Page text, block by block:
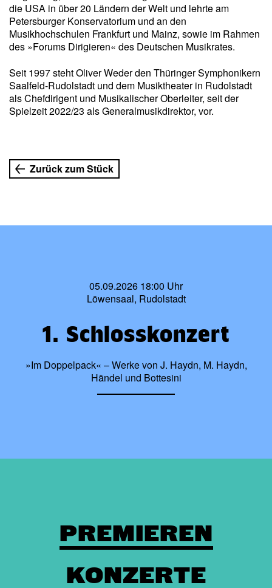
die USA in über 20 Ländern der Welt und lehrte am
Petersburger Konservatorium und an den
Musikhochschulen Frankfurt und Mainz, sowie im Rahmen
des »Forums Dirigieren« des Deutschen Musikrates.
Seit 1997 steht Oliver Weder den Thüringer Symphonikern
Saalfeld-Rudolstadt und dem Musiktheater in Rudolstadt
als Chefdirigent und Musikalischer Oberleiter, seit der
Spielzeit 2022/23 als Generalmusikdirektor, vor.
Zurück zum Stück
05.09.2026 18:00 Uhr
Löwensaal, Rudolstadt
1. Schlosskonzert
»Im Doppelpack« – Werke von J. Haydn, M. Haydn,
Händel und Bottesini
PREMIEREN
KONZERTE